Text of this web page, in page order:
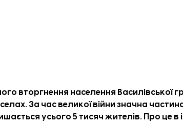
вторгнення населення Василівської
селах. За час великої війни значна
усього 5 тисяч жителів. Про це в